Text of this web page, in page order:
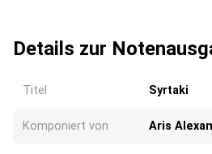
Details zur
Titel Syrtaki
Komponiert von Aris